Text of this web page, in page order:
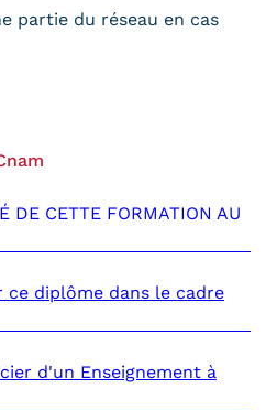
alternant ?
partie du réseau en cas
DE CETTE FORMATION AU
ce diplôme dans le cadre
d'un Enseignement à